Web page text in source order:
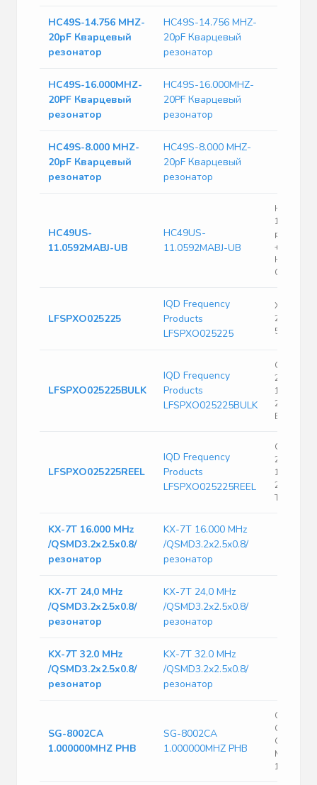
HC49S-14.756 MHZ-
20pF Кварцевый
резонатор
HC49S-14.756 MHZ-
20pF Кварцевый
резонатор
HC49S-16.000MHZ-
20PF Кварцевый
резонатор
HC49S-16.000MHZ-
20PF Кварцевый
резонатор
HC49S-8.000 MHZ-
20pF Кварцевый
резонатор
HC49S-8.000 MHZ-
20pF Кварцевый
резонатор
HC49US-
11.0592MABJ-UB
HC49US-
11.0592MABJ-UB
HC49US
11.0592
ppm 18
+70°C
Hole AT-
Crystal
LFSPXO025225
IQD Frequency
Products
LFSPXO025225
Xo SMD
5X7MM
LFSPXO025225BULK
IQD Frequency
Products
LFSPXO025225BULK
Oscillator
25MHz
15pF
2.5V 4-Pin
Bulk
LFSPXO025225REEL
IQD Frequency
Products
LFSPXO025225REEL
Oscillator
25MHz
15pF
2.5V 4-Pin
T/R
KX-7T 16.000 MHz
/QSMD3.2x2.5x0.8/
резонатор
KX-7T 16.000 MHz
/QSMD3.2x2.5x0.8/
резонатор
KX-7T 24,0 MHz
/QSMD3.2x2.5x0.8/
резонатор
KX-7T 24,0 MHz
/QSMD3.2x2.5x0.8/
резонатор
KX-7T 32.0 MHz
/QSMD3.2x2.5x0.8/
резонатор
KX-7T 32.0 MHz
/QSMD3.2x2.5x0.8/
резонатор
SG-8002CA
1.000000MHZ PHB
SG-8002CA
1.000000MHZ PHB
CMOS/TTL
Output
Min,
1MHz